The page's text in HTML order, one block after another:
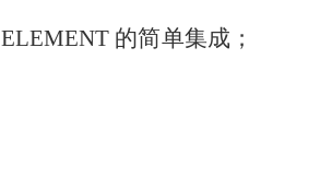
ELEMENT 的简单集成 ；